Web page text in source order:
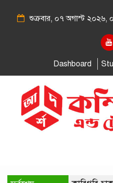
শুক্রবার, ০৭ অগাস্ট ২০২৬,
Dashboard